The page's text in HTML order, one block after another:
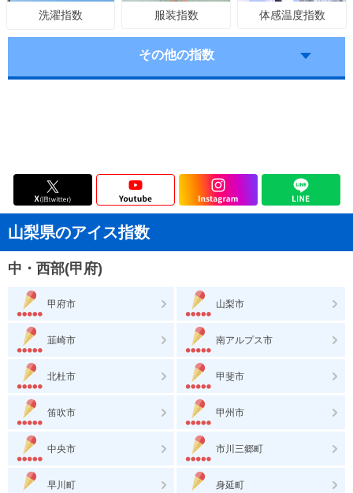
洗濯指数 服装指数 体感温度指数
その他の指数
山梨県のアイス指数
中・西部(甲府)
甲府市 山梨市
韮崎市 南アルプス市
北杜市 甲斐市
笛吹市 甲州市
中央市 市川三郷町
早川町 身延町